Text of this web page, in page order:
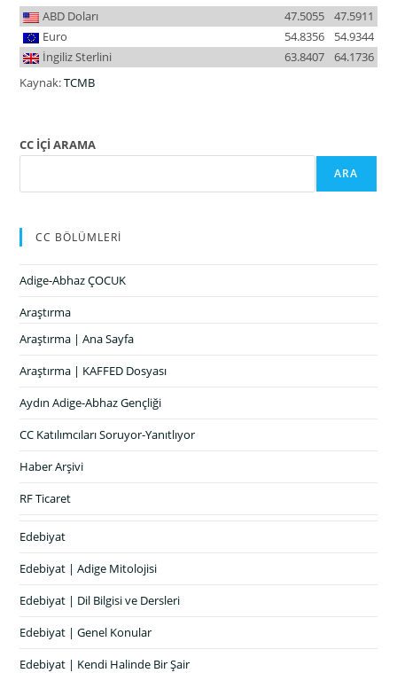
ABD Doları 47.5911
47.5055
Euro
54.9344
54.8356
İngiliz Sterlini
64.1736
63.8407
Kaynak:TCMB
CC İÇİ ARAMA
ARA
CC BÖLÜMLERİ
Adige-Abhaz ÇOCUK
Araştırma
Araştırma | Ana Sayfa
Araştırma | KAFFED Dosyası
Aydın Adige-Abhaz Gençliği
CC Katılımcıları Soruyor-Yanıtlıyor
Haber Arşivi
RF Ticaret
Edebiyat
Edebiyat | Adige Mitolojisi
Edebiyat | Dil Bilgisi ve Dersleri
Edebiyat | Genel Konular
Edebiyat | Kendi Halinde Bir Şair